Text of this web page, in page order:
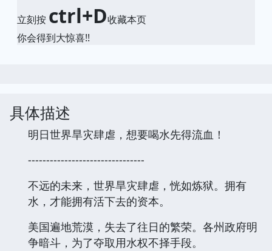
立刻按 ctrl+D收藏本页
你会得到大惊喜!!
具体描述
明日世界旱灾肆虐，想要喝水先得流血！
--------------------------------
不远的未来，世界旱灾肆虐，恍如炼狱。拥有
水，才能拥有活下去的资本。
美国遍地荒漠，失去了往日的繁荣。各州政府明
争暗斗，为了夺取用水权不择手段。